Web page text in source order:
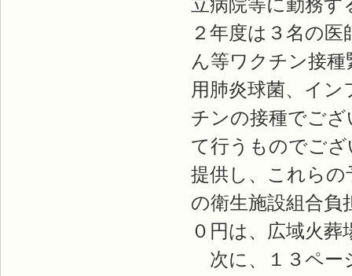
立病院等に勤務
２年度は３名の
ん等ワクチン接
用肺炎球菌、イ
チンの接種でご
て行うものでご
提供し、これら
の衛生施設組合負
０円は、広域火
次に、１３ペー